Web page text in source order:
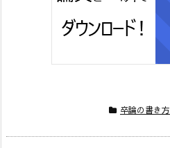
卒論の書き方